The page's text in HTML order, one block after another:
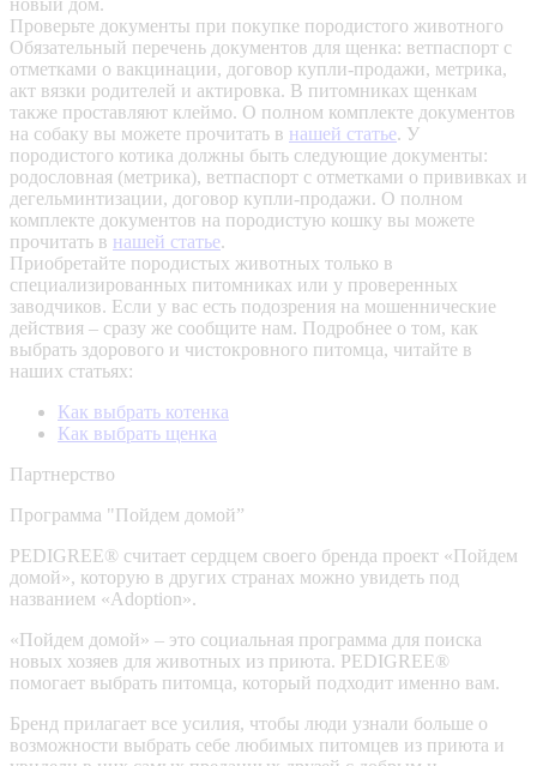
Проверьте документы при покупке породистого животного
Обязательный перечень документов для щенка: ветпаспорт с
отметками о вакцинации, договор купли-продажи, метрика,
акт вязки родителей и актировка. В питомниках щенкам
также проставляют клеймо. О полном комплекте документов
на собаку вы можете прочитать в нашей статье. У
породистого котика должны быть следующие документы:
родословная (метрика), ветпаспорт с отметками о прививках и
дегельминтизации, договор купли-продажи. О полном
комплекте документов на породистую кошку вы можете
прочитать в нашей статье.
Приобретайте породистых животных только в
специализированных питомниках или у проверенных
заводчиков. Если у вас есть подозрения на мошеннические
действия – сразу же сообщите нам. Подробнее о том, как
выбрать здорового и чистокровного питомца, читайте в
наших статьях:
Как выбрать котенка
Как выбрать щенка
Партнерство
Программа "Пойдем домой”
PEDIGREE® считает сердцем своего бренда проект «Пойдем
домой», которую в других странах можно увидеть под
названием «Adoption».
«Пойдем домой» – это социальная программа для поиска
новых хозяев для животных из приюта. PEDIGREE®
помогает выбрать питомца, который подходит именно вам.
Бренд прилагает все усилия, чтобы люди узнали больше о
возможности выбрать себе любимых питомцев из приюта и